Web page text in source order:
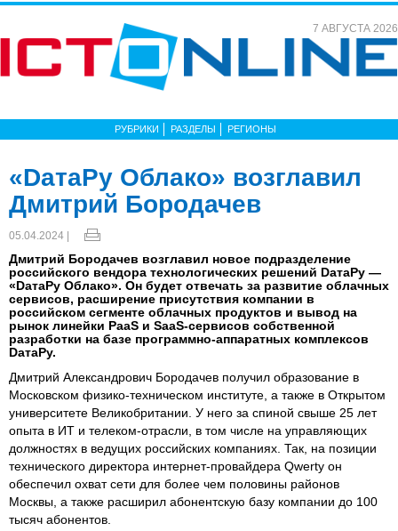
7 АВГУСТА 2026
РУБРИКИ РАЗДЕЛЫ РЕГИОНЫ
«DатаРу Облако» возглавил
Дмитрий Бородачев
05.04.2024 |
Дмитрий Бородачев возглавил новое подразделение
российского вендора технологических решений DатаРу —
«DатаРу Облако». Он будет отвечать за развитие облачных
сервисов, расширение присутствия компании в
российском сегменте облачных продуктов и вывод на
рынок линейки PaaS и SaaS-сервисов собственной
разработки на базе программно-аппаратных комплексов
DaтаРу.
Дмитрий Александрович Бородачев получил образование в
Московском физико-техническом институте, а также в Открытом
университете Великобритании. У него за спиной свыше 25 лет
опыта в ИТ и телеком-отрасли, в том числе на управляющих
должностях в ведущих российских компаниях. Так, на позиции
технического директора интернет-провайдера Qwerty он
обеспечил охват сети для более чем половины районов
Москвы, а также расширил абонентскую базу компании до 100
тысяч абонентов.